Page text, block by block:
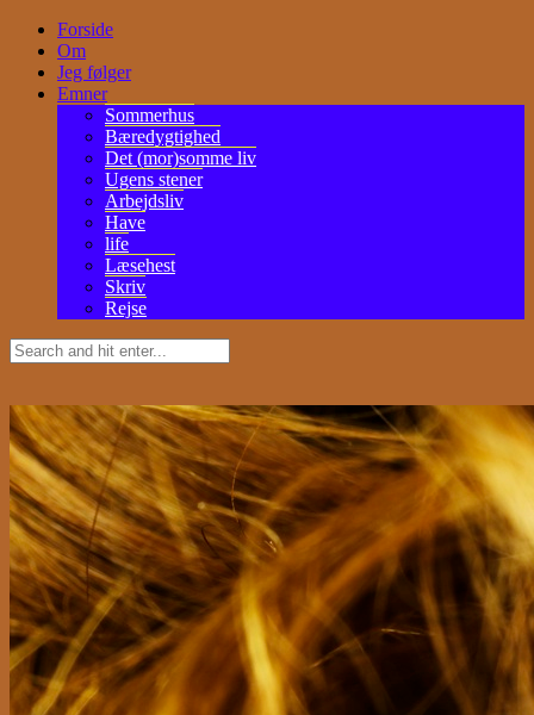
Forside
Om
Jeg følger
Emner
Sommerhus
Bæredygtighed
Det (mor)somme liv
Ugens stener
Arbejdsliv
Have
life
Læsehest
Skriv
Rejse